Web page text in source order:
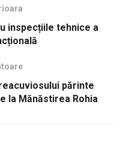
inspecțiile tehnice a
părinte
la Mănăstirea Rohia